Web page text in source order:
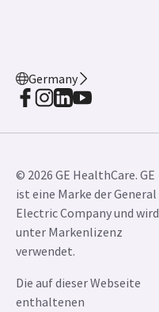
Germany
© 2026 GE HealthCare. GE
ist eine Marke der General
Electric Company und wird
unter Markenlizenz
verwendet.
Die auf dieser Webseite
enthaltenen